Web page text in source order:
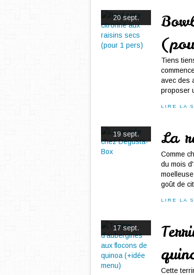
20 sept.
Tiens
avec des
proposer
LIRE LA
19 sept. La
Comme
du mois
goût de
LIRE LA
17 sept.
Cette